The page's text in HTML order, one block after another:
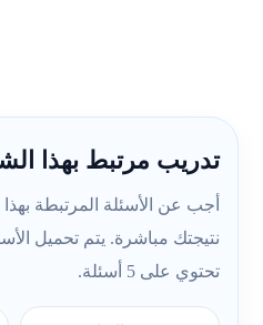
تدريب مرتبط بهذا
أجب عن الأسئلة المرتبطة
نتيجتك مباشرة. يتم تحميل
تحتوي على 5 أسئلة.